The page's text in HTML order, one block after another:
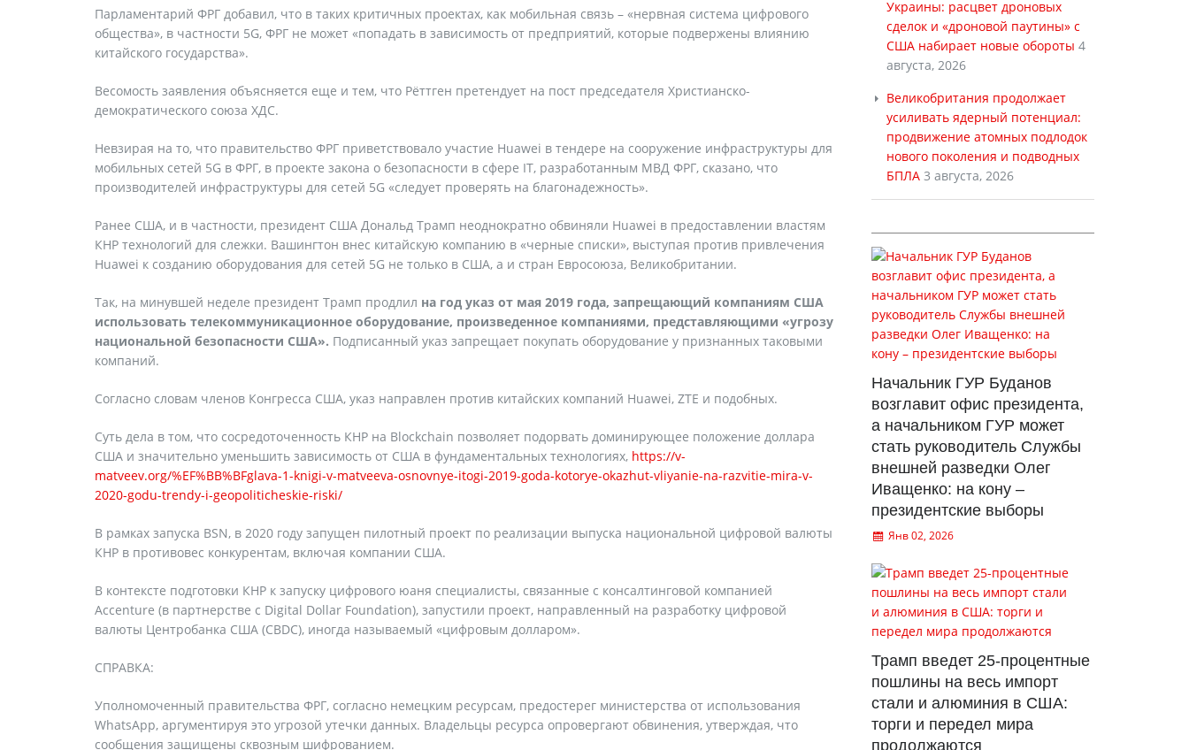
Парламентарий ФРГ добавил, что в таких критичных проектах, как мобильная связь – «нервная система цифрового
общества», в частности 5G, ФРГ не может «попадать в зависимость от предприятий, которые подвержены влиянию
китайского государства».
Весомость заявления объясняется еще и тем, что Рёттген претендует на пост председателя Христианско-
демократического союза ХДС.
Невзирая на то, что правительство ФРГ приветствовало участие Huawei в тендере на сооружение инфраструктуры для
мобильных сетей 5G в ФРГ, в проекте закона о безопасности в сфере IT, разработанным МВД ФРГ, сказано, что
производителей инфраструктуры для сетей 5G «следует проверять на благонадежность».
Ранее США, и в частности, президент США Дональд Трамп неоднократно обвиняли Huawei в предоставлении властям
КНР технологий для слежки. Вашингтон внес китайскую компанию в «черные списки», выступая против привлечения
Huawei к созданию оборудования для сетей 5G не только в США, а и стран Евросоюза, Великобритании.
Так, на минувшей неделе президент Трамп продлил на год указ от мая 2019 года, запрещающий компаниям США
использовать телекоммуникационное оборудование, произведенное компаниями, представляющими «угрозу
национальной безопасности США». Подписанный указ запрещает покупать оборудование у признанных таковыми
компаний.
Согласно словам членов Конгресса США, указ направлен против китайских компаний Huawei, ZTE и подобных.
Суть дела в том, что сосредоточенность КНР на Blockchain позволяет подорвать доминирующее положение доллара
США и значительно уменьшить зависимость от США в фундаментальных технологиях, https://v-
matveev.org/%EF%BB%BFglava-1-knigi-v-matveeva-osnovnye-itogi-2019-goda-kotorye-okazhut-vliyanie-na-razvitie-mira-v-
2020-godu-trendy-i-geopoliticheskie-riski/
В рамках запуска BSN, в 2020 году запущен пилотный проект по реализации выпуска национальной цифровой валюты
КНР в противовес конкурентам, включая компании США.
В контексте подготовки КНР к запуску цифрового юаня специалисты, связанные с консалтинговой компанией
Accenture (в партнерстве с Digital Dollar Foundation), запустили проект, направленный на разработку цифровой
валюты Центробанка США (CBDC), иногда называемый «цифровым долларом».
СПРАВКА:
Уполномоченный правительства ФРГ, согласно немецким ресурсам, предостерег министерства от использования
WhatsApp, аргументируя это угрозой утечки данных. Владельцы ресурса опровергают обвинения, утверждая, что
сообщения защищены сквозным шифрованием.
Украины: расцвет дроновых
сделок и «дроновой паутины» с
США набирает новые обороты 4
августа, 2026
Великобритания продолжает
усиливать ядерный потенциал:
продвижение атомных подлодок
нового поколения и подводных
БПЛА 3 августа, 2026
Начальник ГУР Буданов
возглавит офис президента,
а начальником ГУР может
стать руководитель Службы
внешней разведки Олег
Иващенко: на кону –
президентские выборы
Янв 02, 2026
Трамп введет 25-процентные
пошлины на весь импорт
стали и алюминия в США:
торги и передел мира
продолжаются